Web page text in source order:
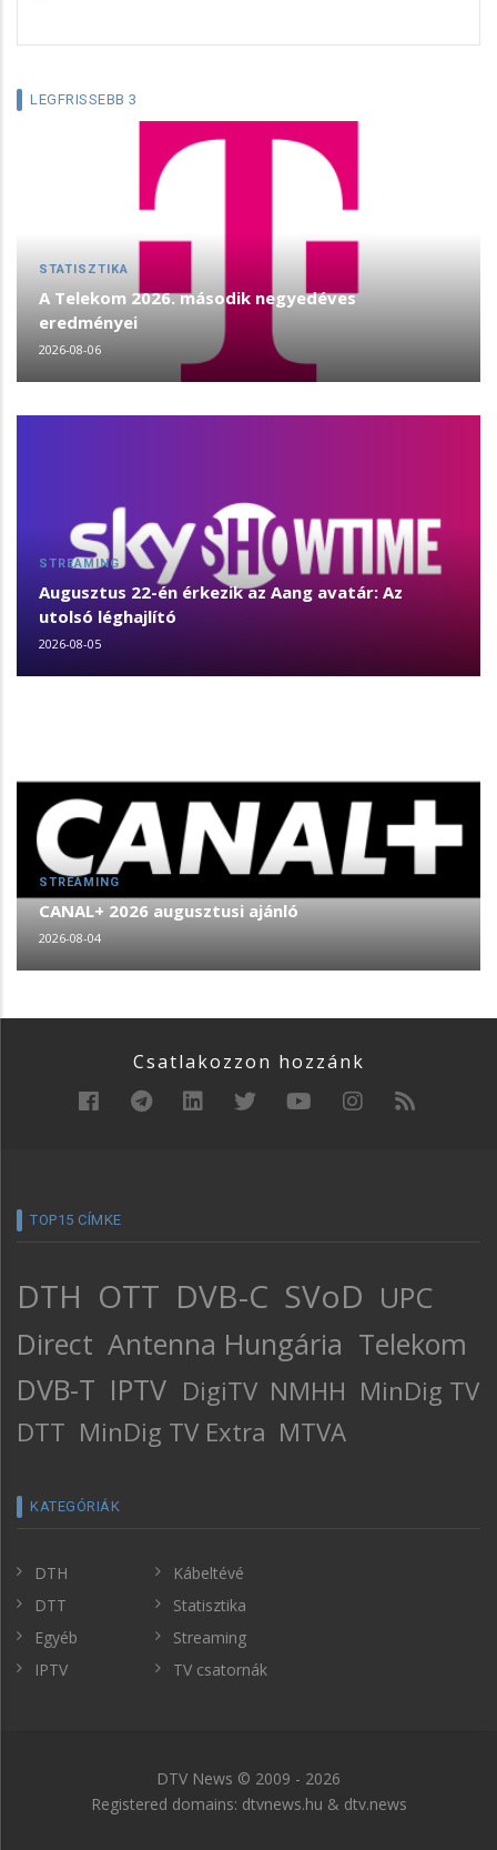
LEGFRISSEBB 3
STATISZTIKA
A Telekom 2026. második negyedéves
eredményei
2026-08-06
STREAMING
Augusztus 22-én érkezik az Aang avatár: Az
utolsó léghajlító
2026-08-05
STREAMING
CANAL+ 2026 augusztusi ajánló
2026-08-04
Csatlakozzon hozzánk
TOP15 CÍMKE
DTH OTT DVB-C SVoD UPC
Direct Antenna Hungária Telekom
DVB-T IPTV DigiTV NMHH MinDig TV
DTT MinDig TV Extra MTVA
KATEGÓRIÁK
DTH
DTT
Egyéb
IPTV
Kábeltévé
Statisztika
Streaming
TV csatornák
DTV News © 2009 - 2026
Registered domains: dtvnews.hu & dtv.news